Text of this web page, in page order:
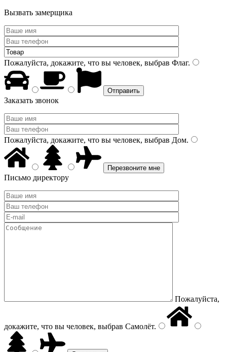
Вызвать замерщика
Пожалуйста, докажите, что вы человек, выбрав Флаг.
Заказать звонок
Пожалуйста, докажите, что вы человек, выбрав Дом.
Письмо директору
Пожалуйста,
докажите, что вы человек, выбрав Самолёт.